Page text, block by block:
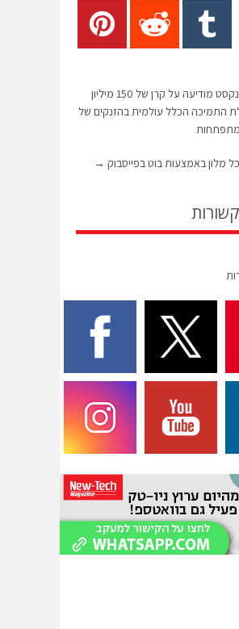
סמסונג נקסט מודיעה על קרן של 150 מיליון
התמיכה הכלל עולמית בהזנקים של
מתפתחות
מלון באמצעות בוט בפייסבוק →